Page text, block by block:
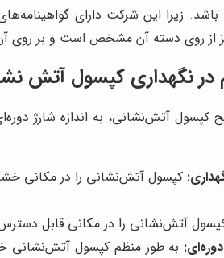
باشد. زیرا این شرکت دارای
از روی دسته آن مشخص است و بر روی
در نگهداری کپسول آتش
کپسول آتش‌نشانی، به اندازه شارژ
کپسول آتش‌نشانی را در مکانی
آتش‌نشانی را در مکانی قابل
به طور منظم کپسول آتش‌نشانی